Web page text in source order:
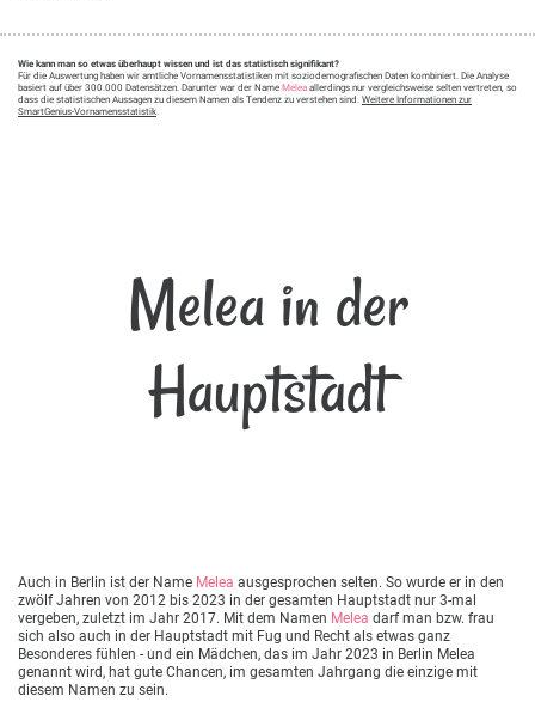
Wie kann man so etwas überhaupt wissen und ist das statistisch signifikant?
Für die Auswertung haben wir amtliche Vornamensstatistiken mit soziodemografischen Daten kombiniert. Die Analyse
basiert auf über 300.000 Datensätzen. Darunter war der Name Melea allerdings nur vergleichsweise selten vertreten, so
dass die statistischen Aussagen zu diesem Namen als Tendenz zu verstehen sind. Weitere Informationen zur
SmartGenius-Vornamensstatistik.
Melea in der
Hauptstadt
Auch in Berlin ist der Name Melea ausgesprochen selten. So wurde er in den
zwölf Jahren von 2012 bis 2023 in der gesamten Hauptstadt nur 3-mal
vergeben, zuletzt im Jahr 2017. Mit dem Namen Melea darf man bzw. frau
sich also auch in der Hauptstadt mit Fug und Recht als etwas ganz
Besonderes fühlen - und ein Mädchen, das im Jahr 2023 in Berlin Melea
genannt wird, hat gute Chancen, im gesamten Jahrgang die einzige mit
diesem Namen zu sein.